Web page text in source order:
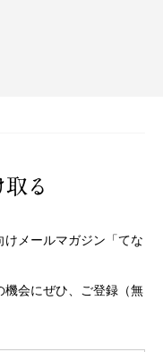
る
メールマガジン「てな
会にぜひ、ご登録（無